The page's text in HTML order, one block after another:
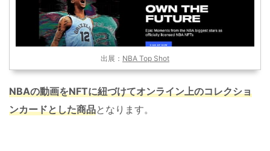
出展： NBA Top Shot
NBAの動画をNFTに紐づけてオンライン上のコレクショ
ンカードとした商品となります。